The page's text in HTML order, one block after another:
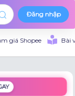
Đăng nhập
giá Shopee Bài